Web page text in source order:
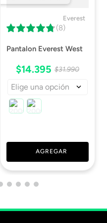
Técnica
Everest
(8)
Pantalon Everest West
$14.395 $31.990
Elige una opción
AGREGAR